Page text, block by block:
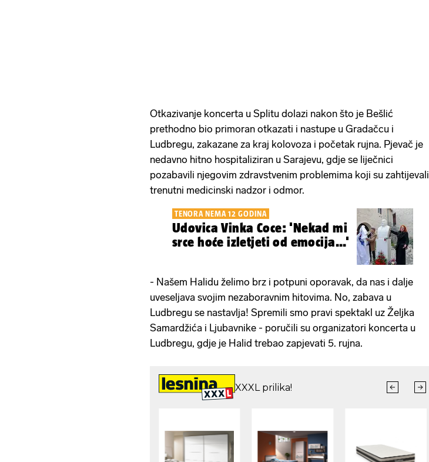
Otkazivanje koncerta u Splitu dolazi nakon što je Bešlić
prethodno bio primoran otkazati i nastupe u Gradačcu i
Ludbregu, zakazane za kraj kolovoza i početak rujna. Pjevač je
nedavno hitno hospitaliziran u Sarajevu, gdje se liječnici
pozabavili njegovim zdravstvenim problemima koji su zahtijevali
trenutni medicinski nadzor i odmor.
TENORA NEMA 12 GODINA
Udovica Vinka Coce: 'Nekad mi
srce hoće izletjeti od emocija...'
- Našem Halidu želimo brz i potpuni oporavak, da nas i dalje
uveseljava svojim nezaboravnim hitovima. No, zabava u
Ludbregu se nastavlja! Spremili smo pravi spektakl uz Željka
Samardžića i Ljubavnike - poručili su organizatori koncerta u
Ludbregu, gdje je Halid trebao zapjevati 5. rujna.